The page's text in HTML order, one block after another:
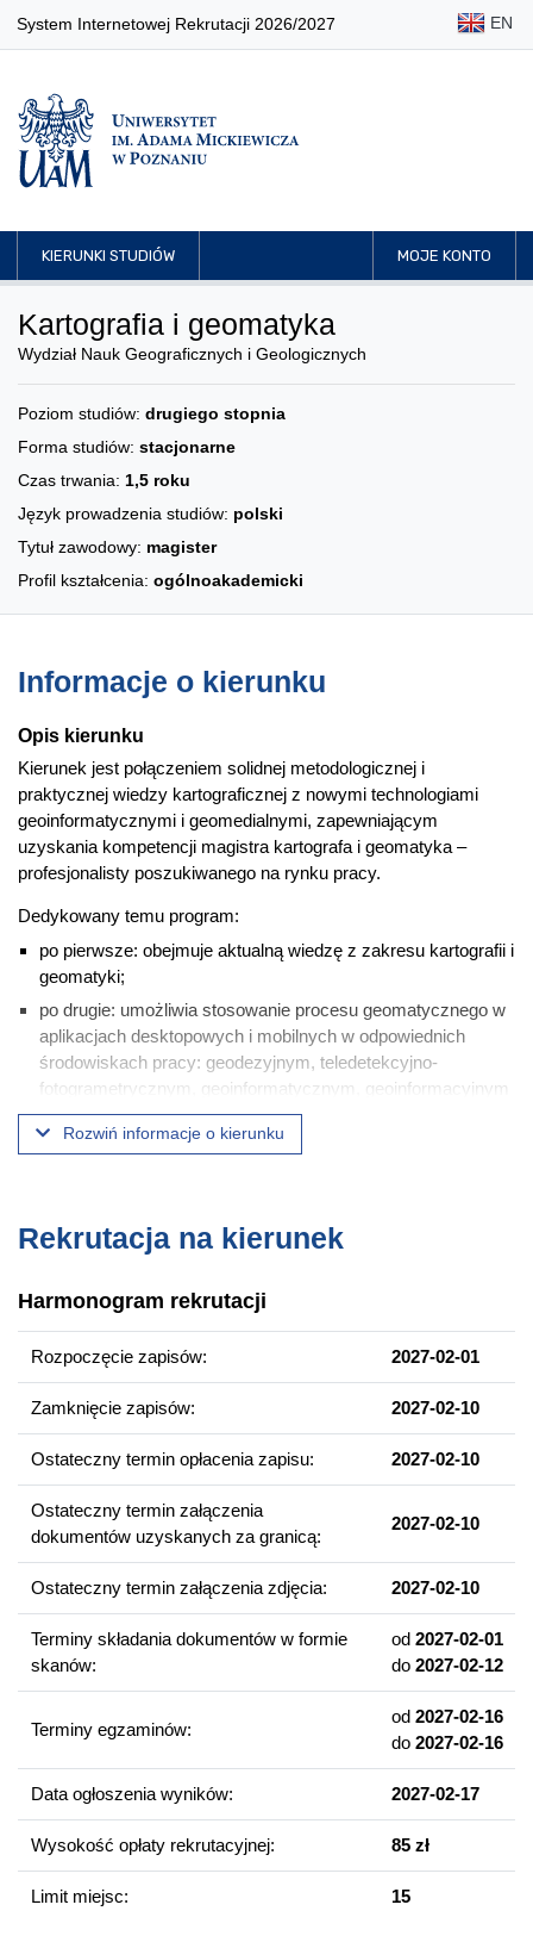
System Internetowej Rekrutacji 2026/2027 EN
KIERUNKI STUDIÓW MOJE KONTO
Kartografia i geomatyka
Wydział Nauk Geograficznych i Geologicznych
Poziom studiów: drugiego stopnia
Forma studiów: stacjonarne
Czas trwania: 1,5 roku
Język prowadzenia studiów: polski
Tytuł zawodowy: magister
Profil kształcenia: ogólnoakademicki
Informacje o kierunku
Opis kierunku
Kierunek jest połączeniem solidnej metodologicznej i
praktycznej wiedzy kartograficznej z nowymi technologiami
geoinformatycznymi i geomedialnymi, zapewniającym
uzyskania kompetencji magistra kartografa i geomatyka –
profesjonalisty poszukiwanego na rynku pracy.
Dedykowany temu program:
po pierwsze: obejmuje aktualną wiedzę z zakresu kartografii i
geomatyki;
po drugie: umożliwia stosowanie procesu geomatycznego w
aplikacjach desktopowych i mobilnych w odpowiednich
środowiskach pracy: geodezyjnym, teledetekcyjno-
fotogrametrycznym, geoinformatycznym, geoinformacyjnym
i kartograficznym;
po trzecie: wykształca umiejętność współpracy i kierowania
po czwarte: zapewnia zdolność projektowania
zorientowanego na użytkownika, programowania
modelowania wirtualnej rzeczywistości i geowizualizacji
imersyjnej;
po piąte: uczy eksperckiej ewaluacji produktu geomedialnego
użytkownika;
po szóste: zapewnia szeroki wybór indywidualnego tematu
pracy magisterskiej.
Wybrane przedmioty
Użyteczność i efektywność produktów kartograficznych
Geowizualizacje chmur punktów
Wirtualna i rozszerzona rzeczywistość w kartografii
Inwentaryzacja fotogrametryczna obiektów topograficznych
Wizualizacja w raportach z zakresu środowiska i gospodarki
Projektowanie map internetowych
Kompetencje absolwenta
Programowanie i modelowanie przestrzeni w wirtualnej i
Rozwiń informacje o kierunku
Rekrutacja na kierunek
Harmonogram rekrutacji
Rozpoczęcie zapisów: 2027-02-01
Zamknięcie zapisów: 2027-02-10
Ostateczny termin opłacenia zapisu: 2027-02-10
Ostateczny termin załączenia
dokumentów uzyskanych za granicą:
2027-02-10
Ostateczny termin załączenia zdjęcia: 2027-02-10
Terminy składania dokumentów w formie
skanów:
od 2027-02-01
do 2027-02-12
Terminy egzaminów:
od 2027-02-16
do 2027-02-16
Data ogłoszenia wyników: 2027-02-17
Wysokość opłaty rekrutacyjnej: 85 zł
Limit miejsc: 15